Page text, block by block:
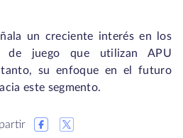
un creciente interés en los
de juego que utilizan APU
tanto, su enfoque en el futuro
este segmento.